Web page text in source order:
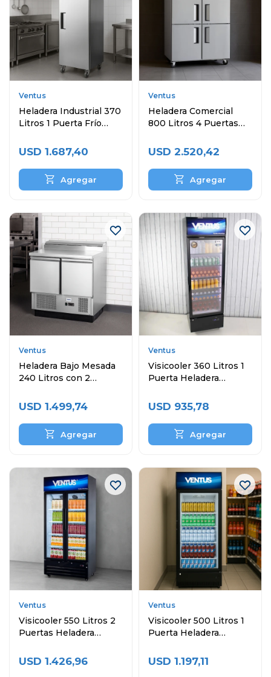
Ventus
Heladera Industrial 370
Litros 1 Puerta Frío
USD 1.687,40
Ventus
Heladera Comercial
800 Litros 4 Puertas
USD 2.520,42
Ventus
Heladera Bajo Mesada
240 Litros con 2
USD 1.499,74
Ventus
Visicooler 360 Litros 1
Puerta Heladera
USD 935,78
Ventus
Visicooler 550 Litros 2
Puertas Heladera
USD 1.426,96
Ventus
Visicooler 500 Litros 1
Puerta Heladera
USD 1.197,11